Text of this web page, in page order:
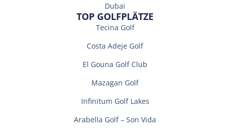
Dubai
TOP GOLFPLÄTZE
Tecina Golf
Costa Adeje Golf
El Gouna Golf Club
Mazagan Golf
Infinitum Golf Lakes
Arabella Golf – Son Vida